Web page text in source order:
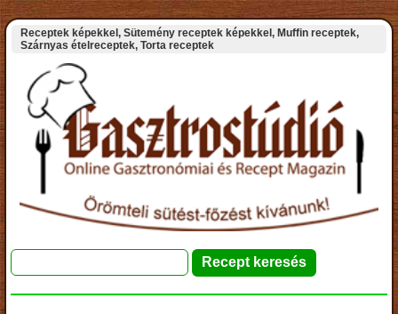
Receptek képekkel, Sütemény receptek képekkel, Muffin receptek,
Szárnyas ételreceptek, Torta receptek